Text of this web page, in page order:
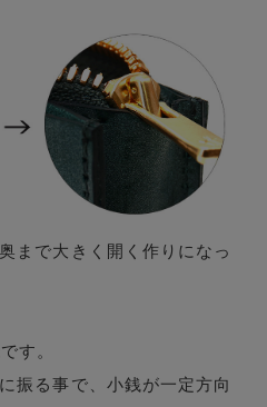
まで大きく開く作りになっ
す。
振る事で、小銭が一定方向